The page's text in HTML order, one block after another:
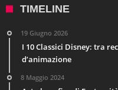
TIMELINE
19 Giugno 2026
I 10 Classici Disney: tra
d’animazione
8 Maggio 2024